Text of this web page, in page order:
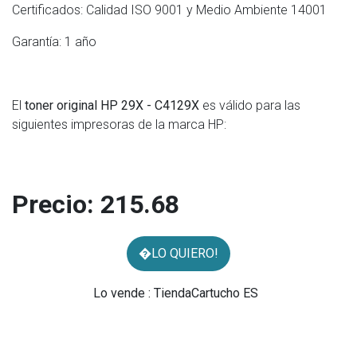
Certificados: Calidad ISO 9001 y Medio Ambiente 14001
Garantía: 1 año
El toner original HP 29X - C4129X es válido para las
siguientes impresoras de la marca HP:
Precio: 215.68
�LO QUIERO!
Lo vende : TiendaCartucho ES